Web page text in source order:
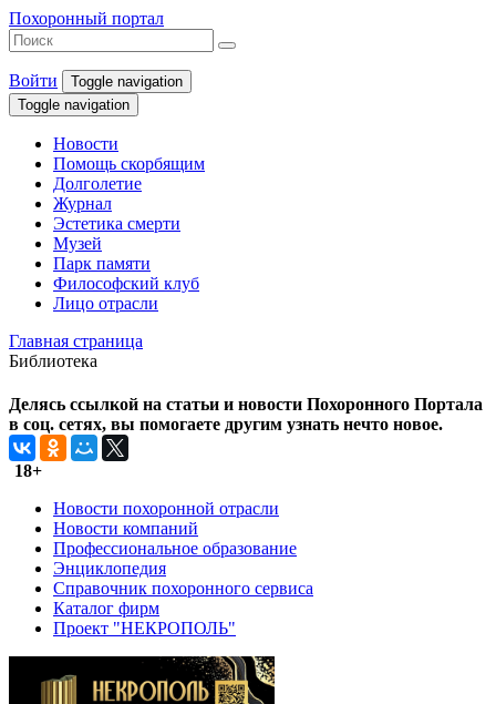
Похоронный портал
Войти
Toggle navigation
Toggle navigation
Новости
Помощь скорбящим
Долголетие
Журнал
Эстетика смерти
Музей
Парк памяти
Философский клуб
Лицо отрасли
Главная страница
Библиотека
Делясь ссылкой на статьи и новости Похоронного Портала
в соц. сетях, вы помогаете другим узнать нечто новое.
18+
Новости похоронной отрасли
Новости компаний
Профессиональное образование
Энциклопедия
Справочник похоронного сервиса
Каталог фирм
Проект "НЕКРОПОЛЬ"